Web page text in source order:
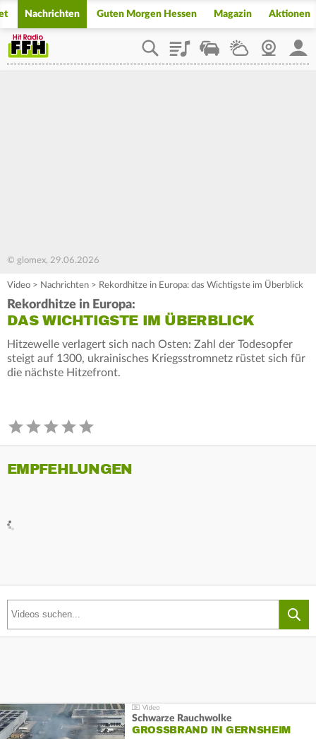
Nachrichten Guten Morgen Hessen Magazin Aktionen
PlaylistStaupilotWetterWebcam
© glomex, 29.06.2026
Video > Nachrichten > Rekordhitze in Europa: das Wichtigste im Überblick
Rekordhitze in Europa:
DAS WICHTIGSTE IM ÜBERBLICK
Hitzewelle verlagert sich nach Osten: Zahl der Todesopfer
steigt auf 1300, ukrainisches Kriegsstromnetz rüstet sich für
die nächste Hitzefront.
EMPFEHLUNGEN
Schwarze Rauchwolke
GROSSBRAND IN GERNSHEIM